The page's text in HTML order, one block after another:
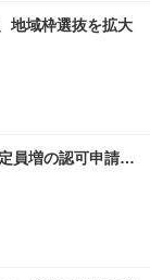
地域枠選抜を拡大
員増の認可申請…